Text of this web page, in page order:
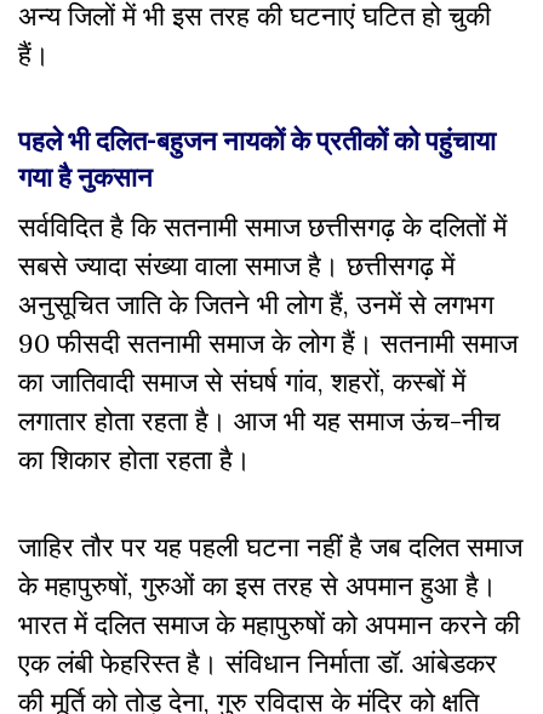
अन्य जिलों में भी इस तरह की घटनाएं घटित हो चुकी
हैं।
पहले भी दलित-बहुजन नायकों के प्रतीकों को पहुंचाया
गया है नुकसान
सर्वविदित है कि सतनामी समाज छत्तीसगढ़ के दलितों में
सबसे ज्यादा संख्या वाला समाज है। छत्तीसगढ़ में
अनुसूचित जाति के जितने भी लोग हैं, उनमें से लगभग
90 फीसदी सतनामी समाज के लोग हैं। सतनामी समाज
का जातिवादी समाज से संघर्ष गांव, शहरों, कस्बों में
लगातार होता रहता है। आज भी यह समाज ऊंच-नीच
का शिकार होता रहता है।
जाहिर तौर पर यह पहली घटना नहीं है जब दलित समाज
के महापुरुषों, गुरुओं का इस तरह से अपमान हुआ है।
भारत में दलित समाज के महापुरुषों को अपमान करने की
एक लंबी फेहरिस्त है। संविधान निर्माता डॉ. आंबेडकर
की मूर्ति को तोड़ देना, गुरु रविदास के मंदिर को क्षति